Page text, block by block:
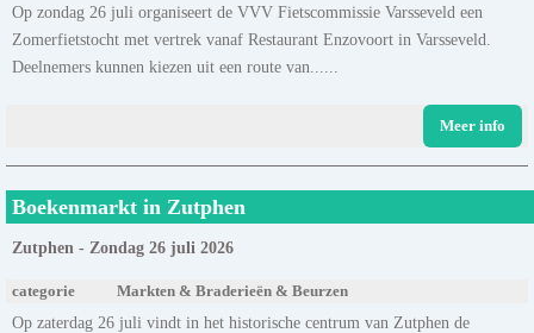
Op zondag 26 juli organiseert de VVV Fietscommissie Varsseveld een
Zomerfietstocht met vertrek vanaf Restaurant Enzovoort in Varsseveld.
Deelnemers kunnen kiezen uit een route van......
Meer info
Boekenmarkt in Zutphen
Zutphen - Zondag 26 juli 2026
categorie Markten & Braderieën & Beurzen
Op zaterdag 26 juli vindt in het historische centrum van Zutphen de